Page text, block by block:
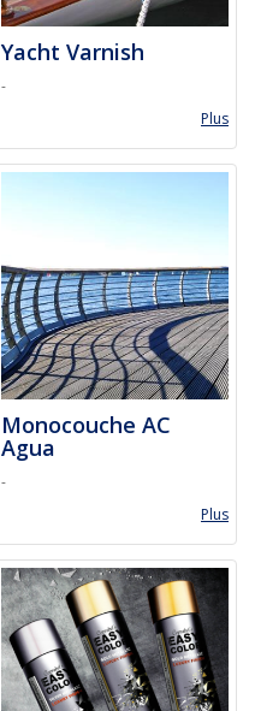
Yacht Varnish
-
Plus
Monocouche AC
Agua
-
Plus